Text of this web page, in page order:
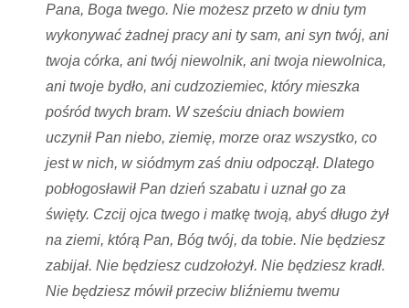
Pana, Boga twego. Nie możesz przeto w dniu tym
wykonywać żadnej pracy ani ty sam, ani syn twój, ani
twoja córka, ani twój niewolnik, ani twoja niewolnica,
ani twoje bydło, ani cudzoziemiec, który mieszka
pośród twych bram. W sześciu dniach bowiem
uczynił Pan niebo, ziemię, morze oraz wszystko, co
jest w nich, w siódmym zaś dniu odpoczął. Dlatego
pobłogosławił Pan dzień szabatu i uznał go za
święty. Czcij ojca twego i matkę twoją, abyś długo żył
na ziemi, którą Pan, Bóg twój, da tobie. Nie będziesz
zabijał. Nie będziesz cudzołożył. Nie będziesz kradł.
Nie będziesz mówił przeciw bliźniemu twemu